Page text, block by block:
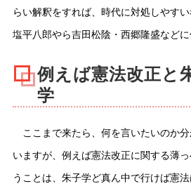
らい解釈をすれば、時代に対処しやす
塩平八郎やら吉田松陰・西郷隆盛などに
例えば憲法改正と
学
ここまで来たら、何を言いたいのか
いますが、例えば憲法改正に関する薄
うことは、朱子学ど真ん中で行けば憲